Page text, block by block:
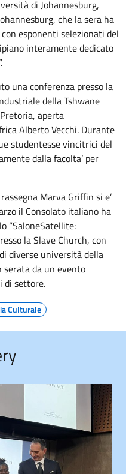
di Johannesburg,
che la sera ha
esponenti selezionati del
interamente dedicato
una conferenza presso la
della Tshwane
aperta
Alberto Vecchi. Durante
studentesse vincitrici del
dalla facolta’ per
Marva Griffin si e’
il Consolato italiano ha
“SaloneSatellite:
la Slave Church, con
diverse università della
da un evento
di settore.
Culturale